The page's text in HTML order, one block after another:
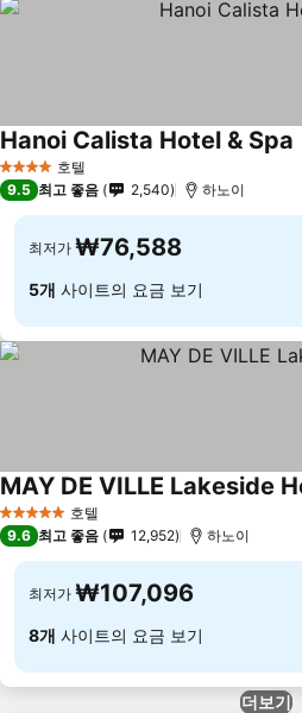
4 성급 호텔
Hanoi Calista Hotel & Spa
9.5 최고 좋음 2,540 하노이
최저가 ₩76,588
5개 사이트의 요금 보기
5 성급 호텔
MAY DE VILLE Lakeside
9.6 최고 좋음 12,952 하노이
최저가 ₩107,096
8개 사이트의 요금 보기
더보기